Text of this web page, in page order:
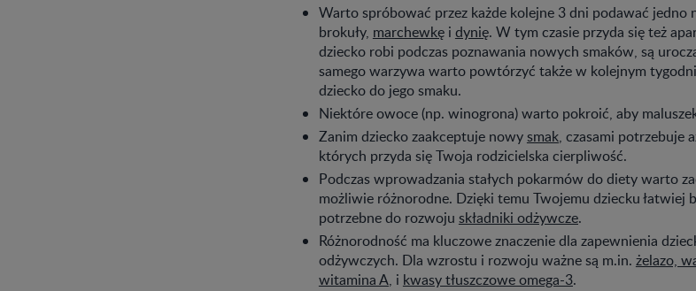
Warto spróbować przez każde kolejne 3 dni podawać jedno
brokuły, marchewkęi dynię. W tym czasie przyda się też
dziecko robi podczas poznawania nowych smaków, są
samego warzywa warto powtórzyć także w kolejnym
dziecko do jego smaku.
Niektóre owoce (np. winogrona) warto pokroić, aby
Zanim dziecko zaakceptuje nowysmak, czasami potrzebuje
których przyda się Twoja rodzicielska cierpliwość.
Podczas wprowadzania stałych pokarmów do diety warto
możliwie różnorodne. Dzięki temu Twojemu dziecku łatwiej
potrzebne do rozwoju składniki odżywcze.
Różnorodność ma kluczowe znaczenie dla zapewnienia
odżywczych. Dla wzrostu i rozwoju ważne są m.in. żelazo,
witamina A, i kwasy tłuszczowe omega-3.